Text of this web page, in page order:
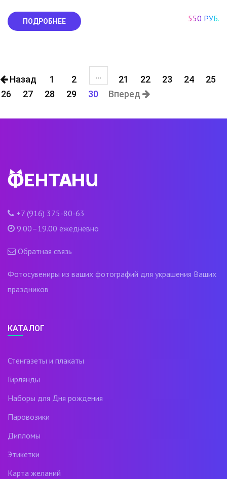
ПОДРОБНЕЕ 550 РУБ.
Назад 1 2 ... 21 22 23 24
25
26
27 28 29 30 Вперед
+7 (916) 375-80-63
9.00–19.00 ежедневно
Обратная связь
Фотосувениры из ваших фотографий для украшения Ваших
праздников
КАТАЛОГ
Стенгазеты и плакаты
Гирлянды
Наборы для Дня рождения
Паровозики
Дипломы
Этикетки
Карта желаний